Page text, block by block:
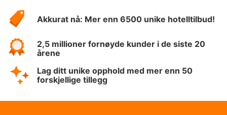
Hotelspecials
Akkurat nå: Mer enn 6500 unike hotelltilbud!
2,5 millioner fornøyde kunder i de siste 20
årene
Lag ditt unike opphold med mer enn 50
forskjellige tillegg